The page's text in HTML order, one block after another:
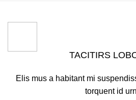
TACITIRS
Elis mus a habitant mi
torquent id